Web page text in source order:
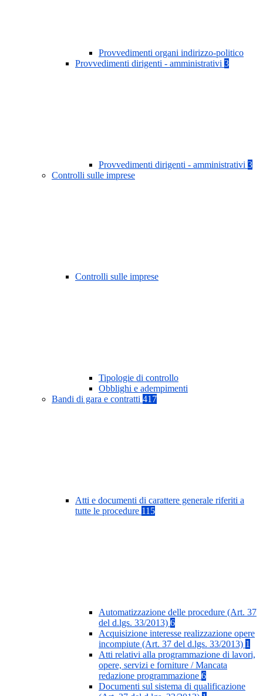
Provvedimenti organi indirizzo-politico
Provvedimenti dirigenti - amministrativi 3
Provvedimenti dirigenti - amministrativi 3
Controlli sulle imprese
Controlli sulle imprese
Tipologie di controllo
Obblighi e adempimenti
Bandi di gara e contratti 417
Atti e documenti di carattere generale riferiti a
tutte le procedure 115
Automatizzazione delle procedure (Art. 37
del d.lgs. 33/2013) 6
Acquisizione interesse realizzazione opere
incompiute (Art. 37 del d.lgs. 33/2013) 1
Atti relativi alla programmazione di lavori,
opere, servizi e forniture / Mancata
redazione programmazione 6
Documenti sul sistema di qualificazione